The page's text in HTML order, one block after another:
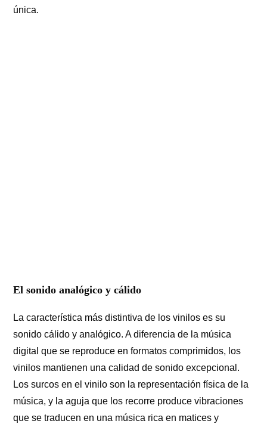
única.
El sonido analógico y cálido
La característica más distintiva de los vinilos es su
sonido cálido y analógico. A diferencia de la música
digital que se reproduce en formatos comprimidos, los
vinilos mantienen una calidad de sonido excepcional.
Los surcos en el vinilo son la representación física de la
música, y la aguja que los recorre produce vibraciones
que se traducen en una música rica en matices y